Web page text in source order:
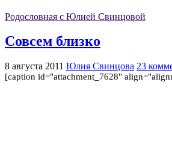
Родословная с Юлией Свинцовой
Совсем близко
8 августа 2011 Юлия Свинцова 23
[caption id="attachment_7628"